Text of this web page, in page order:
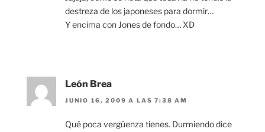
destreza de los japoneses para dormir…
Y encima con Jones de fondo… XD
León Brea
JUNIO 16, 2009 A LAS 7:38 AM
Qué poca vergüenza tienes. Durmiendo dice